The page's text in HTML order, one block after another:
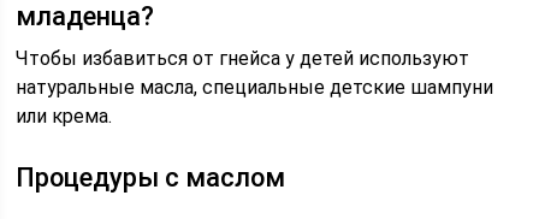
младенца?
Чтобы избавиться от гнейса у детей используют
натуральные масла, специальные детские шампуни
или крема.
Процедуры с маслом